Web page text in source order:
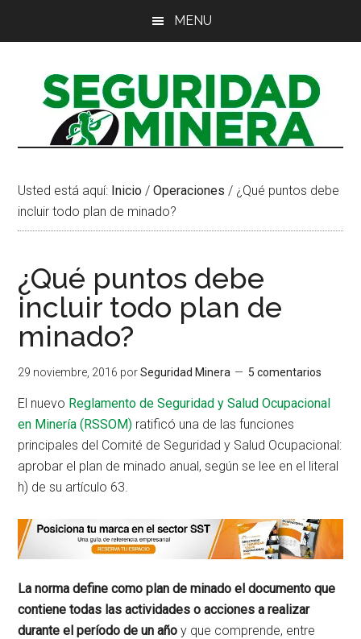
principal
MENU
Usted está aquí: Inicio / Operaciones / ¿Qué puntos debe
incluir todo plan de minado?
¿Qué puntos debe
incluir todo plan de
minado?
29 noviembre, 2016 porSeguridad Minera 5 comentarios
El nuevo Reglamento de Seguridad y Salud Ocupacional
en Minería (RSSOM) ratificó una de las funciones
principales del Comité de Seguridad y Salud Ocupacional:
aprobar el plan de minado anual, según se lee en el literal
h) de su artículo 63.
La norma define como plan de minado el documento que
contiene todas las actividades o acciones a realizar
durante el período de un año y que comprende, entre